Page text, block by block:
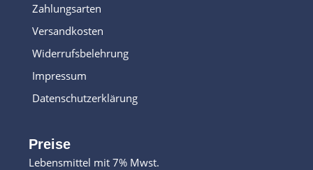
Zahlungsarten
Versandkosten
Widerrufsbelehrung
Impressum
Datenschutzerklärung
Preise
Lebensmittel mit 7% Mwst.